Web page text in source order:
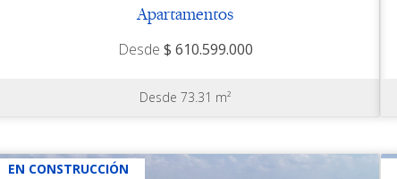
Apartamentos
Desde $ 610.599.000
Desde 73.31 m²
EN CONSTRUCCIÓN